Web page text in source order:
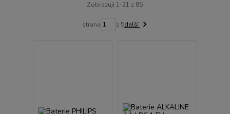
Zobrazuji 1-21 z 85
strana z 5další